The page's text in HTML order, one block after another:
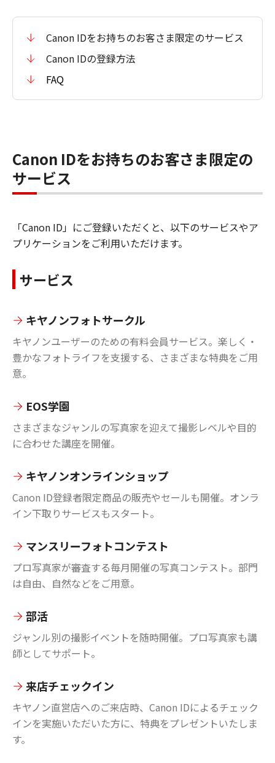
Canon IDをお持ちのお客さま限定のサービス
Canon IDの登録方法
FAQ
Canon IDをお持ちのお客さま限定の
サービス
「Canon ID」にご登録いただくと、以下のサービスやア
プリケーションをご利用いただけます。
サービス
キヤノンフォトサークル
キヤノンユーザーのための有料会員サービス。楽しく・
豊かなフォトライフを支援する、さまざまな特典をご用
意。
EOS学園
さまざまなジャンルの写真家を迎えて撮影レベルや目的
に合わせた講座を開催。
キヤノンオンラインショップ
Canon ID登録者限定商品の販売やセールも開催。オンラ
イン下取りサービスもスタート。
マンスリーフォトコンテスト
プロ写真家が審査する毎月開催の写真コンテスト。部門
は自由、自然などをご用意。
部活
ジャンル別の撮影イベントを随時開催。プロ写真家も講
師としてサポート。
来店チェックイン
キヤノン直営店へのご来店時、Canon IDによるチェック
インを実施いただいた方に、特典をプレゼントいたしま
す。